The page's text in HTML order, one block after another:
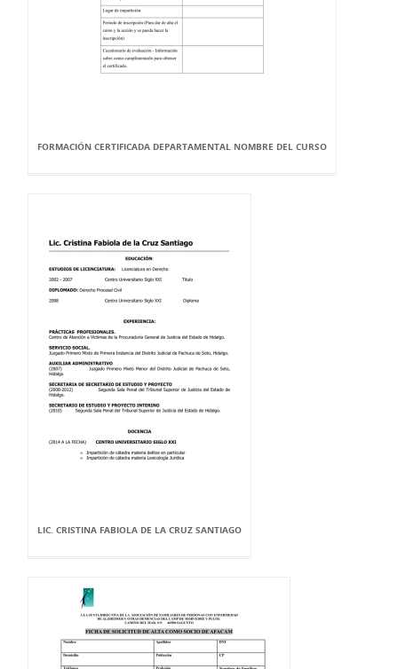
FORMACIÓN CERTIFICADA DEPARTAMENTAL NOMBRE DEL CURSO
LIC. CRISTINA FABIOLA DE LA CRUZ SANTIAGO